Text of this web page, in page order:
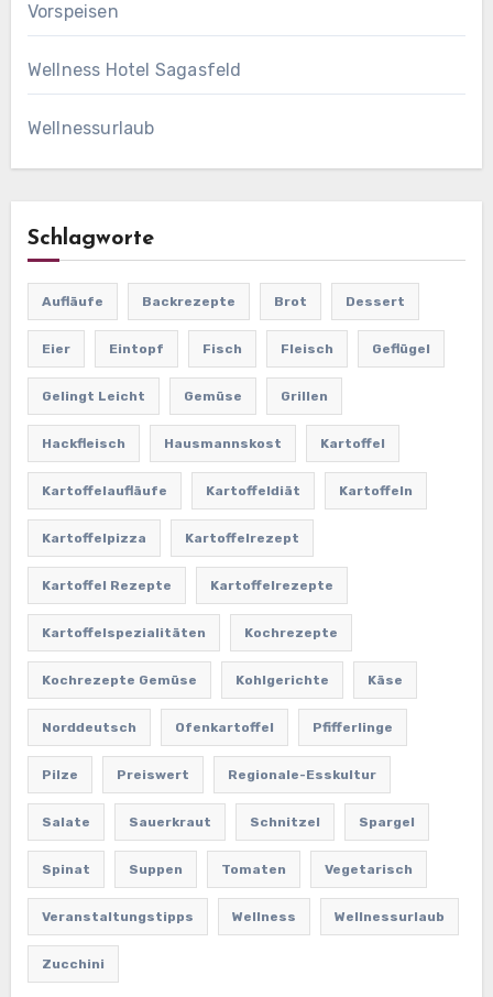
Vorspeisen
Wellness Hotel Sagasfeld
Wellnessurlaub
Schlagworte
Aufläufe Backrezepte Brot Dessert
Eier Eintopf Fisch Fleisch Geflügel
Gelingt Leicht Gemüse Grillen
Hackfleisch Hausmannskost Kartoffel
Kartoffelaufläufe Kartoffeldiät Kartoffeln
Kartoffelpizza Kartoffelrezept
Kartoffel Rezepte Kartoffelrezepte
Kartoffelspezialitäten Kochrezepte
Kochrezepte Gemüse Kohlgerichte Käse
Norddeutsch Ofenkartoffel Pfifferlinge
Pilze Preiswert Regionale-Esskultur
Salate Sauerkraut Schnitzel Spargel
Spinat Suppen Tomaten Vegetarisch
Veranstaltungstipps Wellness Wellnessurlaub
Zucchini